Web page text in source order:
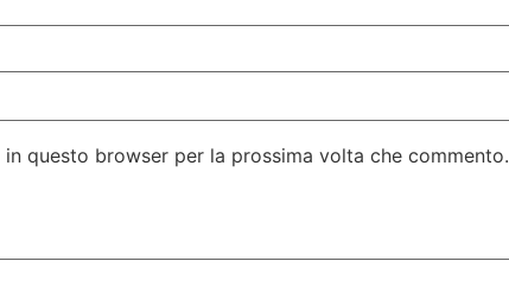
questo browser per la prossima volta che commento.